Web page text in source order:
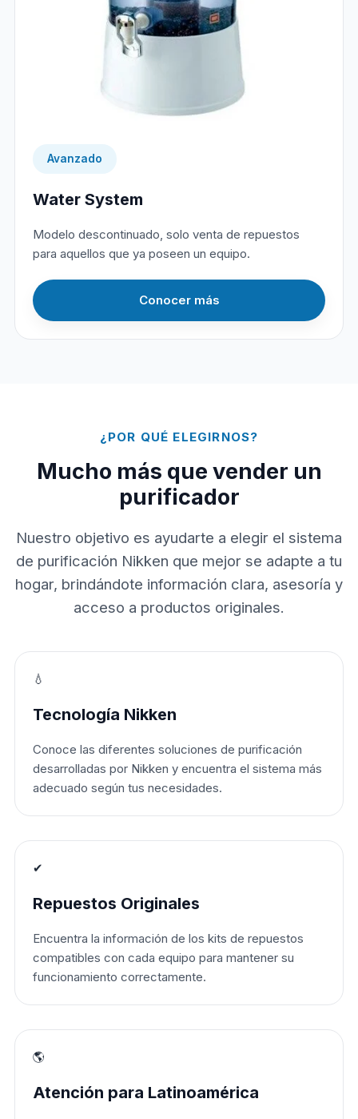
Avanzado
Water System
Modelo descontinuado, solo venta de repuestos
para aquellos que ya poseen un equipo.
Conocer más
¿POR QUÉ ELEGIRNOS?
Mucho más que vender un
purificador
Nuestro objetivo es ayudarte a elegir el sistema
de purificación Nikken que mejor se adapte a tu
hogar, brindándote información clara, asesoría y
acceso a productos originales.
💧
Tecnología Nikken
Conoce las diferentes soluciones de purificación
desarrolladas por Nikken y encuentra el sistema más
adecuado según tus necesidades.
✔
Repuestos Originales
Encuentra la información de los kits de repuestos
compatibles con cada equipo para mantener su
funcionamiento correctamente.
🌎
Atención para Latinoamérica